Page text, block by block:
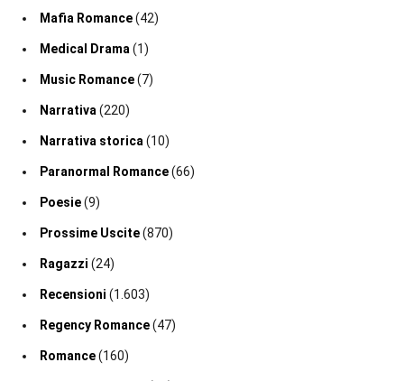
Mafia Romance(42)
Medical Drama (1)
Music Romance(7)
Narrativa (220)
Narrativa storica (10)
Paranormal Romance(66)
Poesie(9)
Prossime Uscite(870)
Ragazzi (24)
Recensioni (1.603)
Regency Romance(47)
Romance(160)